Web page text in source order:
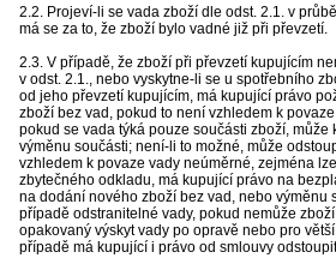
2.2. Projeví-li se vada zboží dle odst. 2.1. v
má se za to, že zboží bylo vadné již při převzetí.
2.3. V případě, že zboží při převzetí kupujícím
v odst. 2.1., nebo vyskytne-li se u spotřebního
od jeho převzetí kupujícím, má kupující právo
zboží bez vad, pokud to není vzhledem k
pokud se vada týká pouze součásti zboží, může
výměnu součásti; není-li to možné, může
vzhledem k povaze vady neúměrné, zejména
zbytečného odkladu, má kupující právo na
na dodání nového zboží bez vad, nebo výměnu
případě odstranitelné vady, pokud nemůže
opakovaný výskyt vady po opravě nebo pro
případě má kupující i právo od smlouvy